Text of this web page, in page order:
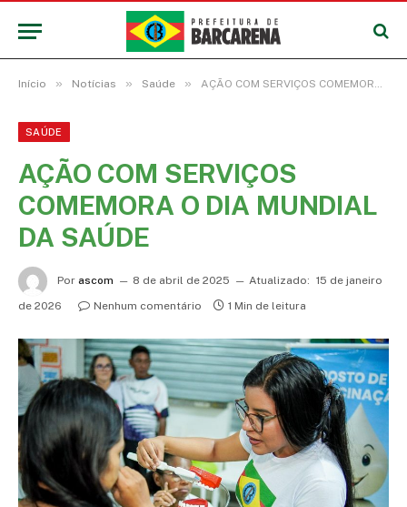
Início » Notícias » Saúde » AÇÃO COM SERVIÇOS COMEMORA O DIA MUNDIAL DA SAÚDE
SAÚDE
AÇÃO COM SERVIÇOS
COMEMORA O DIA MUNDIAL
DA SAÚDE
Por ascom 8 de abril de 2025 Atualizado: 15 de janeiro
de 2026
Nenhum comentário 1 Min de leitura